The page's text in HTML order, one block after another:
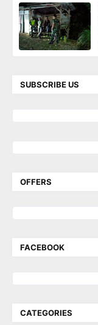
SUBSCRIBE US
OFFERS
FACEBOOK
CATEGORIES